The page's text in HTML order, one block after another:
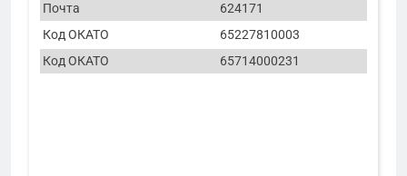
Почта
624171
Код ОКАТО
65227810003
Код ОКАТО
65714000231